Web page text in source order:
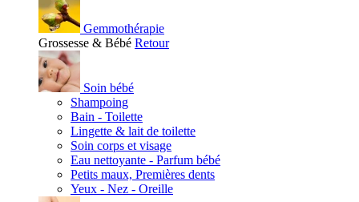
Gemmothérapie
Grossesse & Bébé Retour
Soin bébé
Shampoing
Bain - Toilette
Lingette & lait de toilette
Soin corps et visage
Eau nettoyante - Parfum bébé
Petits maux, Premières dents
Yeux - Nez - Oreille